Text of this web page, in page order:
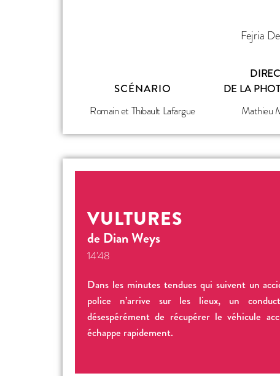
Fejria
SCÉNARIO
Romain et Thibault Lafargue
DE LA
Mathieu
VULTURES
de Dian Weys
14'48
Dans les minutes tendues qui suivent un
police n’arrive sur les lieux, un
désespérément de récupérer le véhicule
échappe rapidement.